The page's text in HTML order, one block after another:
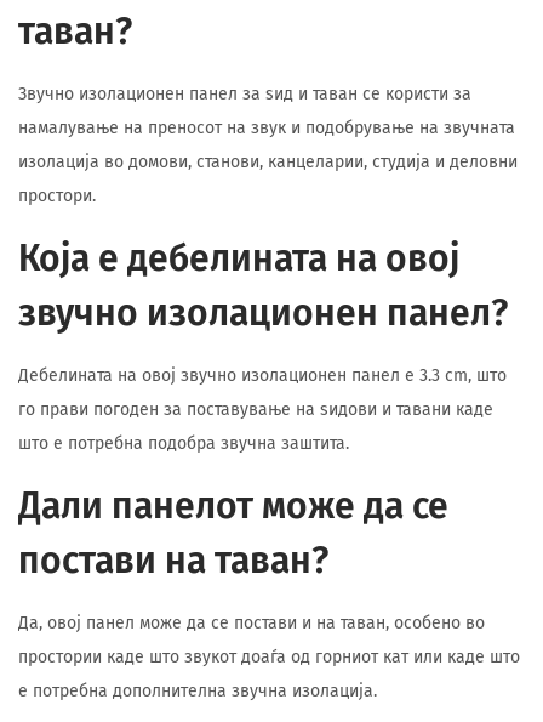
таван?
Звучно изолационен панел за ѕид и таван се користи за
намалување на преносот на звук и подобрување на звучната
изолација во домови, станови, канцеларии, студија и деловни
простори.
Која е дебелината на овој
звучно изолационен панел?
Дебелината на овој звучно изолационен панел е 3.3 cm, што
го прави погоден за поставување на ѕидови и тавани каде
што е потребна подобра звучна заштита.
Дали панелот може да се
постави на таван?
Да, овој панел може да се постави и на таван, особено во
простории каде што звукот доаѓа од горниот кат или каде што
е потребна дополнителна звучна изолација.